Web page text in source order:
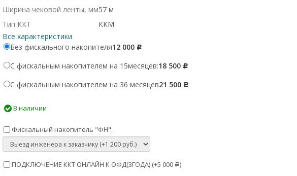
Ширина чековой ленты, мм57 м
Тип ККТ
ККМ
Все характеристики
Без фискального накопителя12 000 Р
С фискальным накопителем на 15месяцев:18 500 Р
С фискальным накопителем на 36 месяцев21 500 Р
В наличии
Фискальный накопитель "ФН":
ПОДКЛЮЧЕНИЕ ККТ ОНЛАЙН К ОФД(3ГОДА) (+5 000 Р)